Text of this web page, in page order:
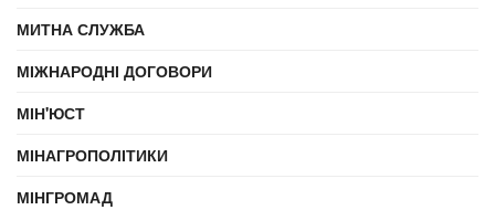
МИТНА СЛУЖБА
МІЖНАРОДНІ ДОГОВОРИ
МІН'ЮСТ
МІНАГРОПОЛІТИКИ
МІНГРОМАД